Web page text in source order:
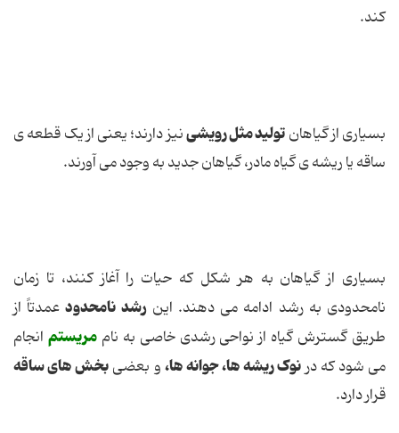
کند.
بسیاری از گیاهانتولید مثل رویشینیز دارند؛ یعنی از یک قطعه ی
ساقه یا ریشه ی گیاه مادر، گیاهان جدید به وجود می آورند.
بسیاری از گیاهان به هر شکل که حیات را آغاز کنند، تا زمان
نامحدودی به رشد ادامه می دهند. اینرشد نامحدودعمدتاً از
طریق گسترش گیاه از نواحی رشدی خاصی به ناممریستم انجام
می شود که درنوک ریشه ها، جوانه ها،و بعضیبخش های ساقه
قرار دارد.